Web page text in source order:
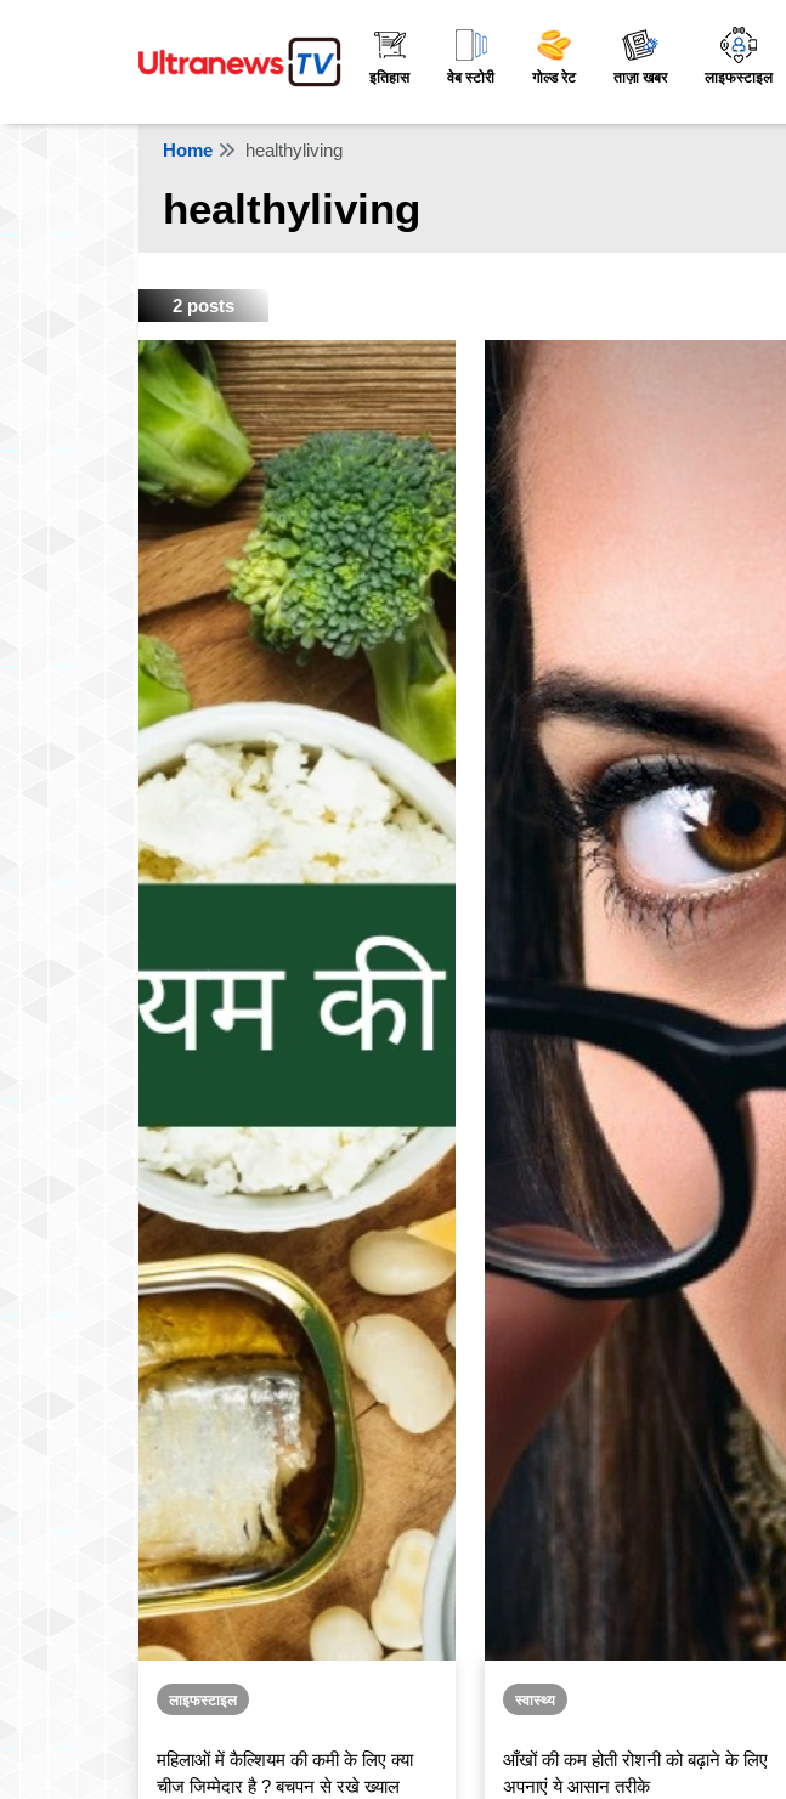
इतिहास वेब स्टोरी गोल्ड रेट ताज़ा खबर लाइफस्टाइल
Home healthyliving
healthyliving
2 posts
लाइफस्टाइल
महिलाओं में कैल्शियम की कमी के लिए क्या
चीज जिम्मेदार है ? बचपन से रखे ख्याल
स्वास्थ्य
आँखों की कम होती रोशनी को बढ़ाने के लिए
अपनाएं ये आसान तरीके